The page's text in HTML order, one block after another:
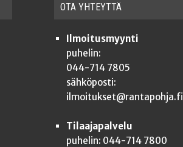
OTA YHTEYT­TÄ
Ilmoitusmyynti
puhelin:
044-714 7805
sähköposti:
ilmoitukset@rantapohja.fi
Tilaajapalvelu
puhelin: 044-714 7800